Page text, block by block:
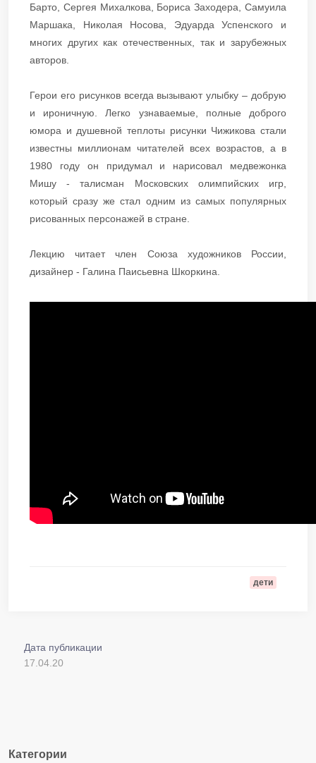
Барто, Сергея Михалкова, Бориса Заходера, Самуила
Маршака, Николая Носова, Эдуарда Успенского и
многих других как отечественных, так и зарубежных
авторов.
Герои его рисунков всегда вызывают улыбку – добрую
и ироничную. Легко узнаваемые, полные доброго
юмора и душевной теплоты рисунки Чижикова стали
известны миллионам читателей всех возрастов, а в
1980 году он придумал и нарисовал медвежонка
Мишу - талисман Московских олимпийских игр,
который сразу же стал одним из самых популярных
рисованных персонажей в стране.
Лекцию читает член Союза художников России,
дизайнер - Галина Паисьевна Шкоркина.
дети
Дата публикации
17.04.20
Категории